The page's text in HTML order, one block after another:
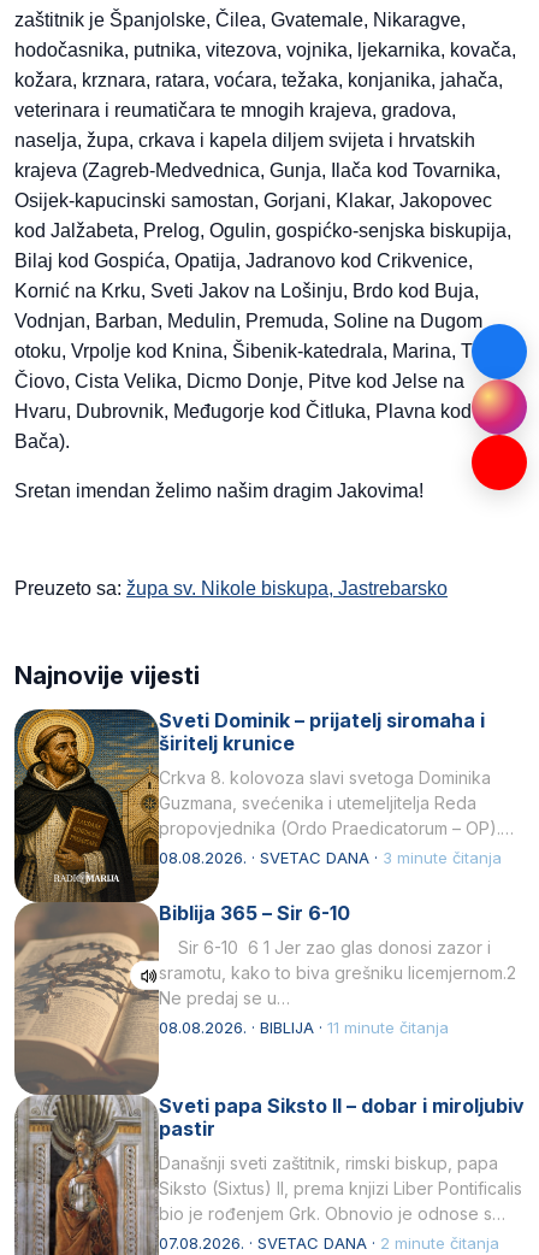
zaštitnik je Španjolske, Čilea, Gvatemale, Nikaragve,
hodočasnika, putnika, vitezova, vojnika, ljekarnika, kovača,
kožara, krznara, ratara, voćara, težaka, konjanika, jahača,
veterinara i reumatičara te mnogih krajeva, gradova,
naselja, župa, crkava i kapela diljem svijeta i hrvatskih
krajeva (Zagreb-Medvednica, Gunja, Ilača kod Tovarnika,
Osijek-kapucinski samostan, Gorjani, Klakar, Jakopovec
kod Jalžabeta, Prelog, Ogulin, gospićko-senjska biskupija,
Bilaj kod Gospića, Opatija, Jadranovo kod Crikvenice,
Kornić na Krku, Sveti Jakov na Lošinju, Brdo kod Buja,
Vodnjan, Barban, Medulin, Premuda, Soline na Dugom
otoku, Vrpolje kod Knina, Šibenik-katedrala, Marina, Trogir-
Čiovo, Cista Velika, Dicmo Donje, Pitve kod Jelse na
Hvaru, Dubrovnik, Međugorje kod Čitluka, Plavna kod
Bača).
Sretan imendan želimo našim dragim Jakovima!
Preuzeto sa: župa sv. Nikole biskupa, Jastrebarsko
Najnovije vijesti
Sveti Dominik – prijatelj siromaha i
širitelj krunice
Crkva 8. kolovoza slavi svetoga Dominika
Guzmana, svećenika i utemeljitelja Reda
propovjednika (Ordo Praedicatorum – OP).
Svojim životom, dubokom ljubavlju prema
08.08.2026. · SVETAC DANA · 3 minute čitanja
Biblija 365 – Sir 6-10
Sir 6-10 6 1 Jer zao glas donosi zazor i
sramotu, kako to biva grešniku licemjernom.2
Ne predaj se u…
08.08.2026. · BIBLIJA · 11 minute čitanja
Sveti papa Siksto II – dobar i miroljubiv
pastir
Današnji sveti zaštitnik, rimski biskup, papa
Siksto (Sixtus) II, prema knjizi Liber Pontificalis
bio je rođenjem Grk. Obnovio je odnose s
afričkim…
07.08.2026. · SVETAC DANA · 2 minute čitanja